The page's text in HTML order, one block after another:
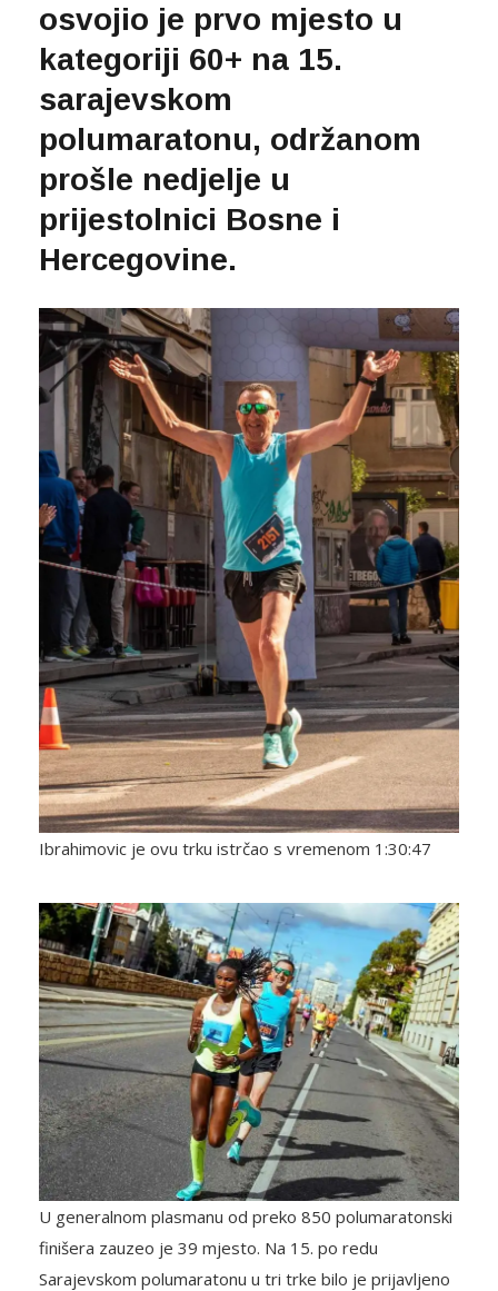
osvojio je prvo mjesto u
kategoriji 60+ na 15.
sarajevskom
polumaratonu, održanom
prošle nedjelje u
prijestolnici Bosne i
Hercegovine.
Ibrahimovic je ovu trku istrčao s vremenom 1:30:47
U generalnom plasmanu od preko 850 polumaratonski
finišera zauzeo je 39 mjesto. Na 15. po redu
Sarajevskom polumaratonu u tri trke bilo je prijavljeno